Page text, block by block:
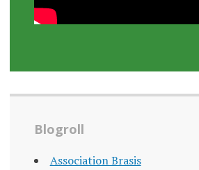
Blogroll
Association Brasis